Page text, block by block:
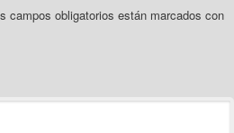
campos obligatorios están marcados con